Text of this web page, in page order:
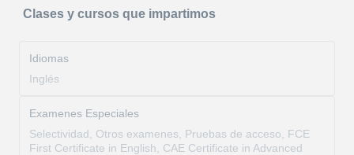
Clases y cursos que impartimos
Idiomas
Inglés
Examenes Especiales
Selectividad, Otros examenes, Pruebas de acceso, FCE
First Certificate in English, CAE Certificate in Advanced